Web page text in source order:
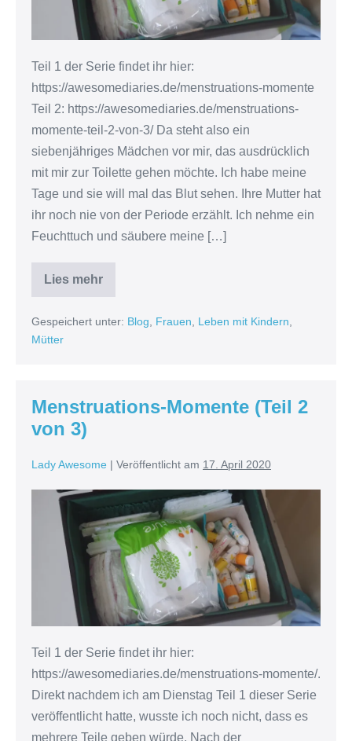
Teil 1 der Serie findet ihr hier:
https://awesomediaries.de/menstruations-momente
Teil 2: https://awesomediaries.de/menstruations-
momente-teil-2-von-3/ Da steht also ein
siebenjähriges Mädchen vor mir, das ausdrücklich
mit mir zur Toilette gehen möchte. Ich habe meine
Tage und sie will mal das Blut sehen. Ihre Mutter hat
ihr noch nie von der Periode erzählt. Ich nehme ein
Feuchttuch und säubere meine […]
Lies mehrMenstruations-
3
Gespeichert unter: Blog Frauen Leben mit Kindern
Mütter
Menstruations-Momente (Teil 2
von 3)
Lady Awesome | Veröffentlicht am 17. April 2020
Menstruations-
Momente
Teil 1 der Serie findet ihr hier:
https://awesomediaries.de/menstruations-momente/.
Direkt nachdem ich am Dienstag Teil 1 dieser Serie
veröffentlicht hatte, wusste ich noch nicht, dass es
mehrere Teile geben würde. Nach der